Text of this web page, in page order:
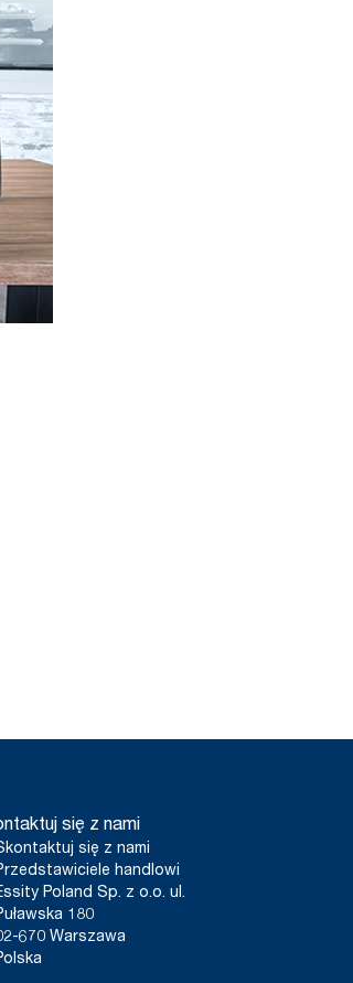
się z nami
się z nami
handlowi
Poland Sp. z o.o. ul.
180
670 Warszawa